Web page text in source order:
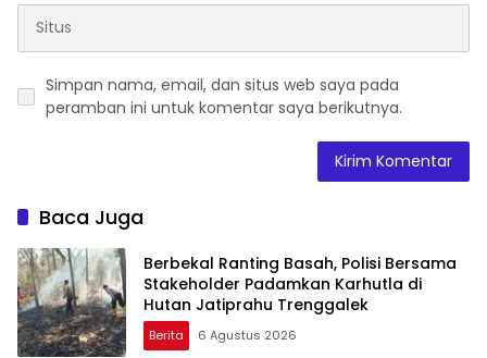
Simpan nama, email, dan situs web saya pada
peramban ini untuk komentar saya berikutnya.
Baca Juga
Berbekal Ranting Basah, Polisi Bersama
Stakeholder Padamkan Karhutla di
Hutan Jatiprahu Trenggalek
Berita 6 Agustus 2026